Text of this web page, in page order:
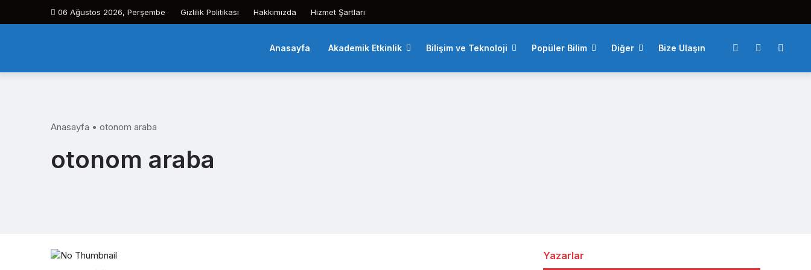
06 Ağustos 2026, Perşembe Gizlilik Politikası Hakkımızda Hizmet Şartları
Anasayfa Akademik Etkinlik Bilişim ve Teknoloji Popüler Bilim Diğer Bize Ulaşın
Anasayfa • otonom araba
otonom araba
Yazarlar